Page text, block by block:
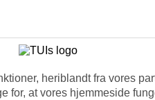
heriblandt fra vores
for, at vores hjemmeside